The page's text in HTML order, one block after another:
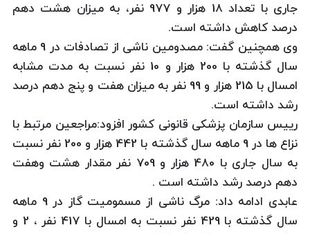
جاری با تعداد 18 هزار و 977 نفر، به میزان هشت دهم
درصد کاهش داشته است.
وی همچنین گفت: مصدومین ناشی از تصادفات در 9 ماهه
سال گذشته با 200 هزار و 10 نفر نسبت به مدت مشابه
امسال با 215 هزار و 99 نفر به میزان هفت و پنج دهم درصد
رشد داشته است.
رییس سازمان پزشکی قانونی کشور افزود:مراجعین مرتبط با
نزاع ها در 9 ماهه سال گذشته با 442 هزار و 200 نفر نسبت
به سال جاری با 480 هزار و 709 نفر مقدار هشت وهفت
دهم درصد رشد داشته است .
عابدی ادامه داد: مرگ ناشی از مسمومیت گاز در 9 ماهه
سال گذشته با 429 نفر نسبت به امسال با 417 نفر ، 2 و